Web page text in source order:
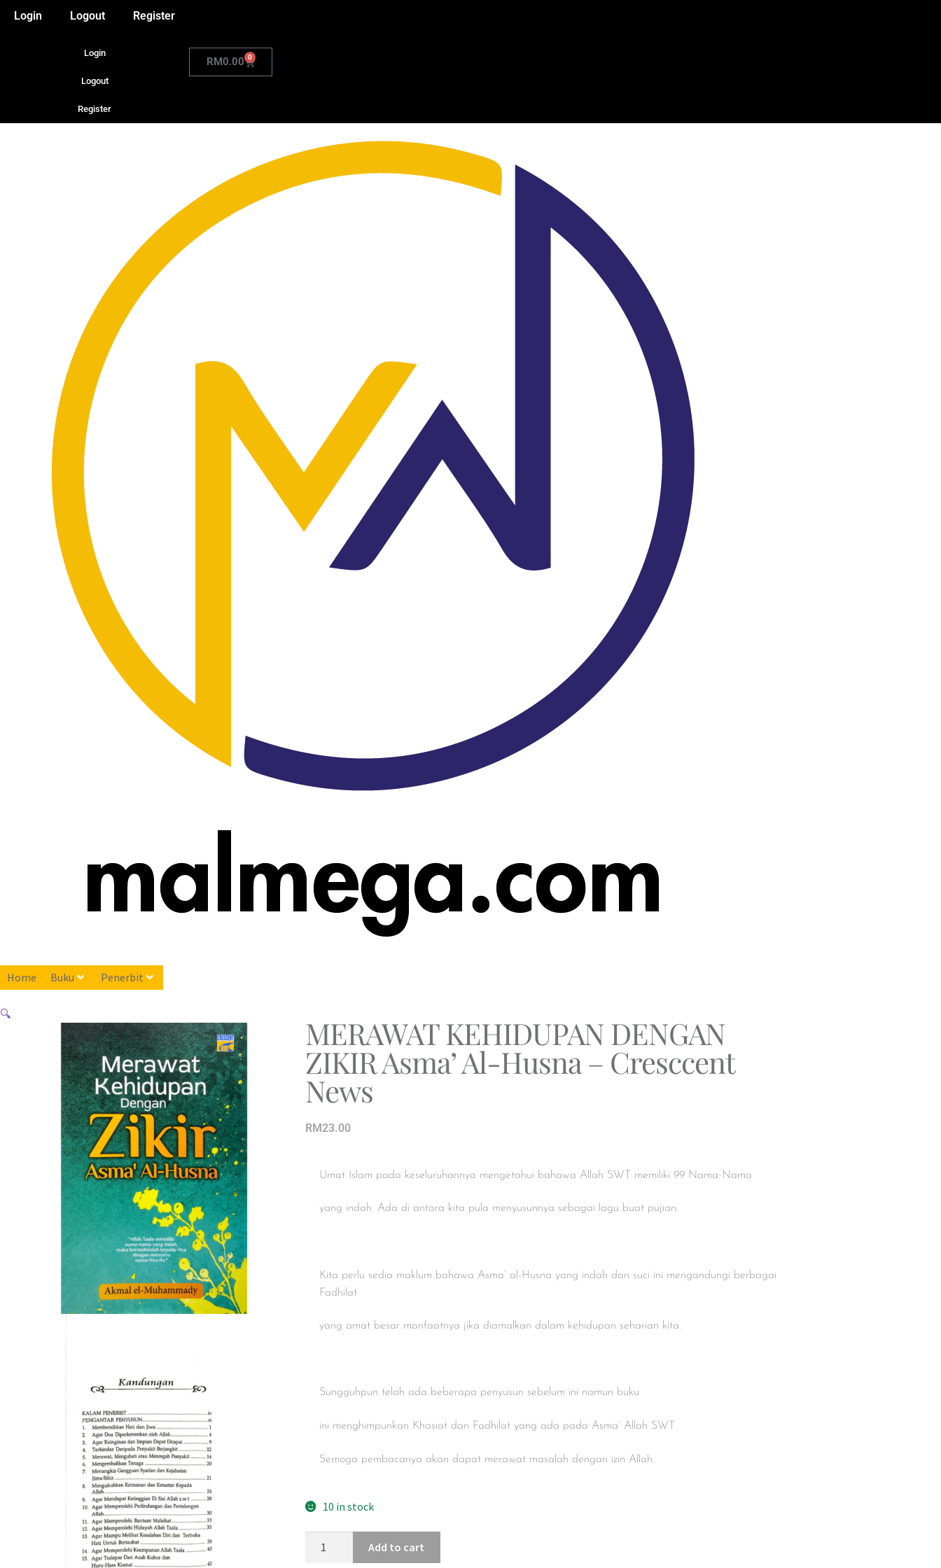
Login Logout Register
Login
Logout
Register
RM0.00 0
Home Buku Penerbit
🔍 MERAWAT KEHIDUPAN DENGAN
ZIKIR Asma’ Al-Husna – Cresccent
News
RM23.00
Umat Islam pada keseluruhannya mengetahui bahawa Allah SWT memiliki 99 Nama-Nama
yang indah. Ada di antara kita pula menyusunnya sebagai lagu buat pujian.
Kita perlu sedia maklum bahawa Asma’ al-Husna yang indah dan suci ini mengandungi berbagai
Fadhilat
yang amat besar manfaatnya jika diamalkan dalam kehidupan seharian kita.
Sungguhpun telah ada beberapa penyusun sebelum ini namun buku
ini menghimpunkan Khasiat dan Fadhilat yang ada pada Asma’ Allah SWT
Semoga pembacanya akan dapat merawat masalah dengan izin Allah.
10 in stock
Add to cart